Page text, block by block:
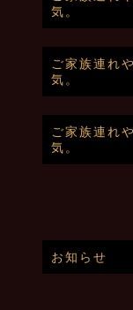
気。
ご家族連れ
気。
ご家族連れ
気。
お知らせ